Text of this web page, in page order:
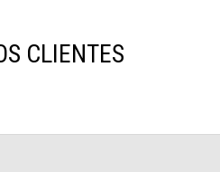
CLIENTES